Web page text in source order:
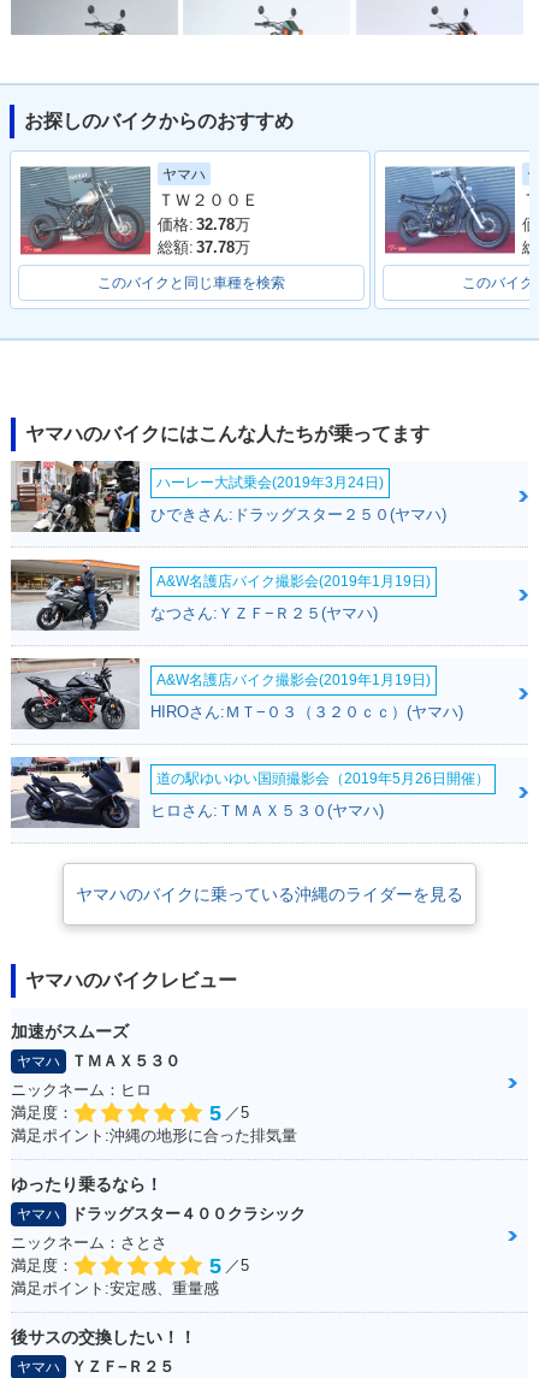
ラーチェンジ
1993年 TW200・カ
1993年 TW200・カ
1991年 TW200・カ
1987年 TW200・新
登場
お探しのバイクからのおすすめ
ヤマハ
ＴＷ２００Ｅ
価格: 32.78万
総額: 37.78万
このバイクと同じ車種を検索 このバイク
ヤマハのバイクにはこんな人たちが乗ってます
ハーレー大試乗会(2019年3月24日)
ひできさん:ドラッグスター２５０(ヤマハ)
A&W名護店バイク撮影会(2019年1月19日)
なつさん:ＹＺＦ−Ｒ２５(ヤマハ)
A&W名護店バイク撮影会(2019年1月19日)
HIROさん:ＭＴ−０３（３２０ｃｃ）(ヤマハ)
道の駅ゆいゆい国頭撮影会（2019年5月26日開催）
ヒロさん:ＴＭＡＸ５３０(ヤマハ)
ヤマハのバイクに乗っている沖縄のライダーを見る
ヤマハのバイクレビュー
加速がスムーズ
ヤマハ
ＴＭＡＸ５３０
ニックネーム：ヒロ
満足度：
5 ／5
満足ポイント:沖縄の地形に合った排気量
ゆったり乗るなら！
ヤマハ
ドラッグスター４００クラシック
ニックネーム：さとさ
満足度：
5 ／5
満足ポイント:安定感、重量感
後サスの交換したい！！
ヤマハ
ＹＺＦ−Ｒ２５